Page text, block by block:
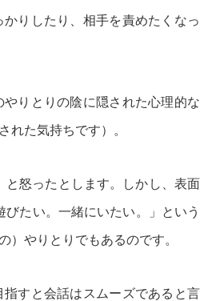
りしたり、相手を責めたくなっ
りとりの陰に隠された心理的な
れた気持ちです）。
怒ったとします。しかし、表面
たい。一緒にいたい。」という
）やりとりでもあるのです。
すと会話はスムーズであると言